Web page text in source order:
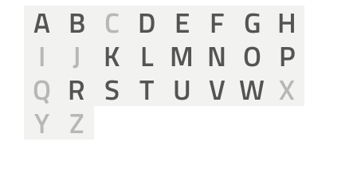
A B C D E F G H
I J K L M N O P
Q R S T U V W X
Y Z